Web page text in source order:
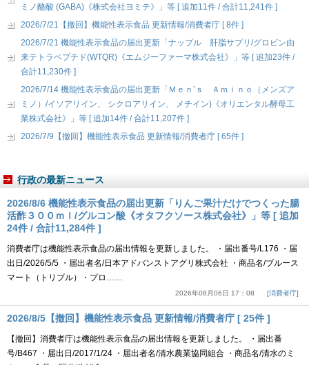
ミノ酪酸 (GABA)《株式会社ヨミテ》」等 [ 追加11件 / 合計11,241件 ]
2026/7/21【撤回】機能性表示食品 更新情報/消費者庁 [ 8件 ]
2026/7/21 機能性表示食品の届出更新「ナップル 肝脂サプリ/グロビン由
来テトラペプチド(WTQR)《エムジーファーマ株式会社》」等 [ 追加23件 /
合計11,230件 ]
2026/7/14 機能性表示食品の届出更新「Ｍｅｎ’ｓ Ａｍｉｎｏ（メンズア
ミノ）/イソアリイン、 シクロアリイン、 メチイン)《オリエンタル酵母工
業株式会社》」等 [ 追加14件 / 合計11,207件 ]
2026/7/9【撤回】機能性表示食品 更新情報/消費者庁 [ 65件 ]
行政の最新ニュース
2026/8/6 機能性表示食品の届出更新「りんご果汁だけでつくった腸
活酢３００ｍｌ/グルコン酸《オタフクソース株式会社》」等 [ 追加
24件 / 合計11,284件 ]
消費者庁は機能性表示食品の届出情報を更新しました。 ・届出番号/L176 ・届
出日/2026/5/5 ・届出者名/日本アドバンストアグリ株式会社 ・商品名/ブルース
マート（トリプル）・プロ……
2026年08月06日 17：08 消費者庁
2026/8/5【撤回】機能性表示食品 更新情報/消費者庁 [ 25件 ]
【撤回】消費者庁は機能性表示食品の届出情報を更新しました。 ・届出番
号/B467 ・届出日/2017/1/24 ・届出者名/清水農業協同組合 ・商品名/清水のミ